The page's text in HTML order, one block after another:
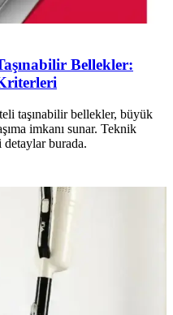
Bellekler:
taşınabilir bellekler, büyük
imkanı sunar. Teknik
burada.